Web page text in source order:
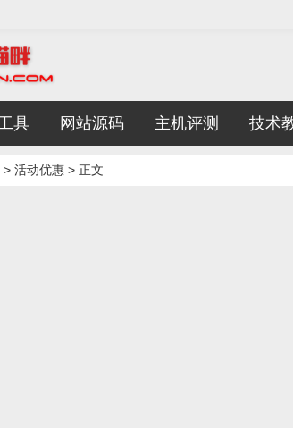
具 网站源码 主机评测 技术
> 活动优惠 > 正文